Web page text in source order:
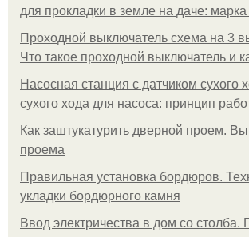
для прокладки в земле на даче: марка
Проходной выключатель схема на 3
Что такое проходной выключатель и
Насосная станция с датчиком сухого
сухого хода для насоса: принцип
Как заштукатурить дверной проем.
проема
Правильная установка бордюров.
укладки бордюрного камня
Ввод электричества в дом со столба.